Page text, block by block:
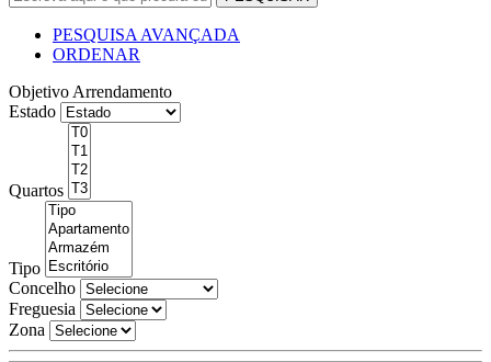
PESQUISA AVANÇADA
ORDENAR
Objetivo Arrendamento
Estado
Quartos
Tipo
Concelho
Freguesia
Zona